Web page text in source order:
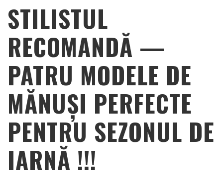
STILISTUL
RECOMANDĂ —
PATRU MODELE DE
MĂNUȘI PERFECTE
PENTRU SEZONUL DE
IARNĂ !!!